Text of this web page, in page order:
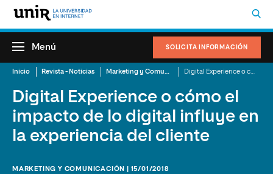
SOLICITA INFORMACIÓN
Menú
Inicio Revista - Noticias Marketing y Comunicación
Digital Experience o cómo el
impacto de lo digital influye en
la experiencia del cliente
MARKETING Y COMUNICACIÓN | 15/01/2018